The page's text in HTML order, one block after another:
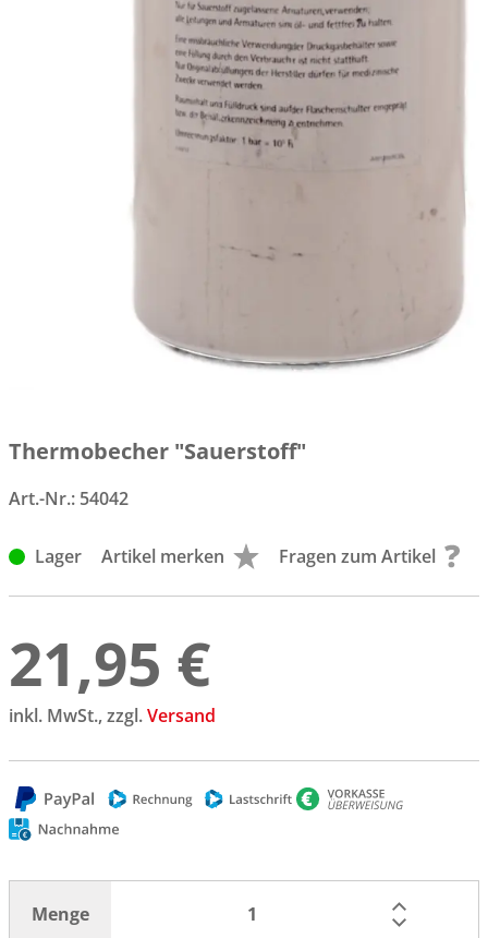
Thermobecher "Sauerstoff"
Art.-Nr.: 54042
Lager Artikel merken Fragen zum Artikel
21,95 €
inkl. MwSt., zzgl.Versand
Menge